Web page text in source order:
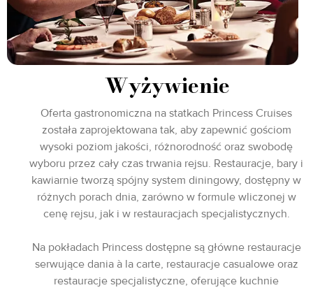
Wyżywienie
Oferta gastronomiczna na statkach Princess Cruises
została zaprojektowana tak, aby zapewnić gościom
wysoki poziom jakości, różnorodność oraz swobodę
wyboru przez cały czas trwania rejsu. Restauracje, bary i
kawiarnie tworzą spójny system diningowy, dostępny w
różnych porach dnia, zarówno w formule wliczonej w
cenę rejsu, jak i w restauracjach specjalistycznych.
Na pokładach Princess dostępne są główne restauracje
serwujące dania à la carte, restauracje casualowe oraz
restauracje specjalistyczne, oferujące kuchnie